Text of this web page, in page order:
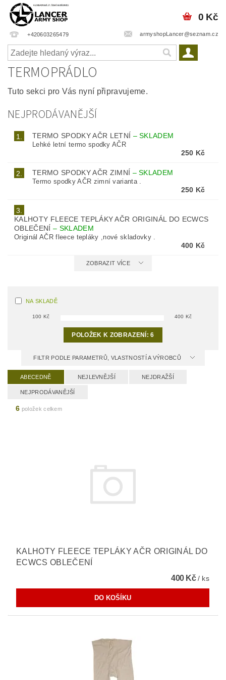
+420603265479 armyshopLancer@seznam.cz
0 Kč
TERMOPRÁDLO
Tuto sekci pro Vás nyní připravujeme.
NEJPRODÁVANĚJŠÍ
1. TERMO SPODKY AČR LETNÍ –SKLADEM
Lehké letní termo spodky AČR
250 Kč
2. TERMO SPODKY AČR ZIMNÍ –SKLADEM
Termo spodky AČR zimní varianta .
250 Kč
3.
KALHOTY FLEECE TEPLÁKY AČR ORIGINÁL DO ECWCS
OBLEČENÍ– SKLADEM
Originál AČR fleece tepláky ,nové skladovky .
400 Kč
ZOBRAZIT VÍCE
NA SKLADĚ
100 Kč 400 Kč
POLOŽEK K ZOBRAZENÍ:6
FILTR PODLE PARAMETRŮ, VLASTNOSTÍ A VÝROBCŮ
ABECEDNĚ NEJLEVNĚJŠÍ NEJDRAŽŠÍ
NEJPRODÁVANĚJŠÍ
6 položek celkem
KALHOTY FLEECE TEPLÁKY AČR ORIGINÁL DO
ECWCS OBLEČENÍ
400 Kč/ ks